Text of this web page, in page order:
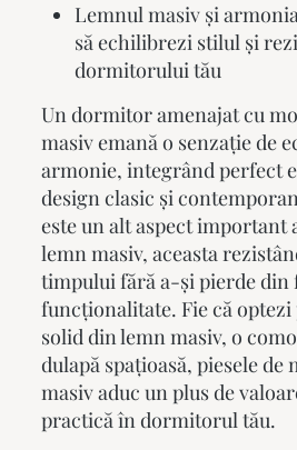
Lemnul masiv și
să echilibrezi stilul și
dormitorului tău
Un dormitor amenajat cu
masivemană o senzație de
armonie, integrând perfect
design clasic și
este un alt aspect
lemn masiv, aceasta
timpului fără a-și pierde din
funcționalitate. Fie că
solid din lemn masiv, o
dulapă spațioasă, piesele
masiv aduc un plus de
practică în dormitorul tău.